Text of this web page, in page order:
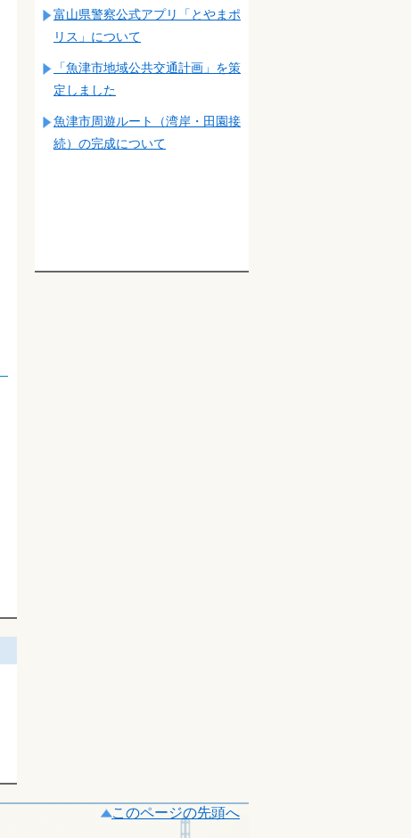
富山県警察公式アプリ「とやまポ
リス」について
「魚津市地域公共交通計画」を策
定しました
魚津市周遊ルート（湾岸・田園接
続）の完成について
このページの先頭へ